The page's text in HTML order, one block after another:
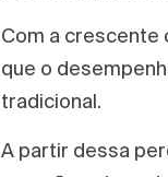
Com a crescente
que o
tradicional.
A partir dessa